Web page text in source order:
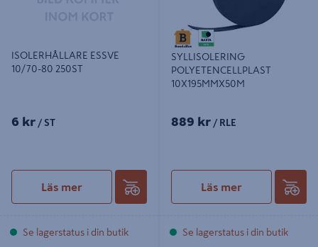
ISOLERHÅLLARE ESSVE
10/70-80 250ST
6 kr / ST
Läs mer
Se lagerstatus i din butik
SYLLISOLERING
POLYETENCELLPLAST
10X195MMX50M
889 kr / RLE
Läs mer
Se lagerstatus i din butik